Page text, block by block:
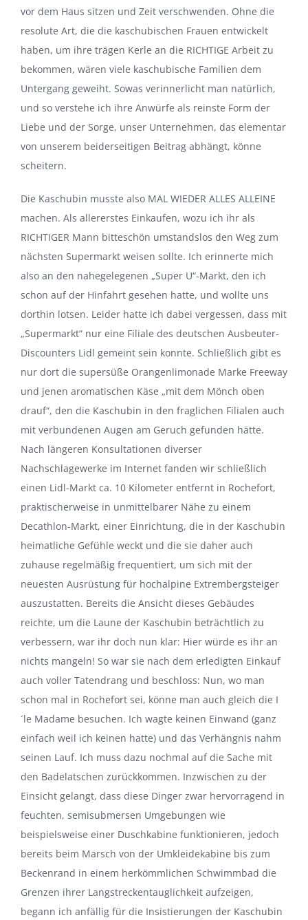
vor dem Haus sitzen und Zeit verschwenden. Ohne die
resolute Art, die die kaschubischen Frauen entwickelt
haben, um ihre trägen Kerle an die RICHTIGE Arbeit zu
bekommen, wären viele kaschubische Familien dem
Untergang geweiht. Sowas verinnerlicht man natürlich,
und so verstehe ich ihre Anwürfe als reinste Form der
Liebe und der Sorge, unser Unternehmen, das elementar
von unserem beiderseitigen Beitrag abhängt, könne
scheitern.
Die Kaschubin musste also MAL WIEDER ALLES ALLEINE
machen. Als allererstes Einkaufen, wozu ich ihr als
RICHTIGER Mann bitteschön umstandslos den Weg zum
nächsten Supermarkt weisen sollte. Ich erinnerte mich
also an den nahegelegenen „Super U“-Markt, den ich
schon auf der Hinfahrt gesehen hatte, und wollte uns
dorthin lotsen. Leider hatte ich dabei vergessen, dass mit
„Supermarkt“ nur eine Filiale des deutschen Ausbeuter-
Discounters Lidl gemeint sein konnte. Schließlich gibt es
nur dort die supersüße Orangenlimonade Marke Freeway
und jenen aromatischen Käse „mit dem Mönch oben
drauf“, den die Kaschubin in den fraglichen Filialen auch
mit verbundenen Augen am Geruch gefunden hätte.
Nach längeren Konsultationen diverser
Nachschlagewerke im Internet fanden wir schließlich
einen Lidl-Markt ca. 10 Kilometer entfernt in Rochefort,
praktischerweise in unmittelbarer Nähe zu einem
Decathlon-Markt, einer Einrichtung, die in der Kaschubin
heimatliche Gefühle weckt und die sie daher auch
zuhause regelmäßig frequentiert, um sich mit der
neuesten Ausrüstung für hochalpine Extrembergsteiger
auszustatten. Bereits die Ansicht dieses Gebäudes
reichte, um die Laune der Kaschubin beträchtlich zu
verbessern, war ihr doch nun klar: Hier würde es ihr an
nichts mangeln! So war sie nach dem erledigten Einkauf
auch voller Tatendrang und beschloss: Nun, wo man
schon mal in Rochefort sei, könne man auch gleich die I
´le Madame besuchen. Ich wagte keinen Einwand (ganz
einfach weil ich keinen hatte) und das Verhängnis nahm
seinen Lauf. Ich muss dazu nochmal auf die Sache mit
den Badelatschen zurückkommen. Inzwischen zu der
Einsicht gelangt, dass diese Dinger zwar hervorragend in
feuchten, semisubmersen Umgebungen wie
beispielsweise einer Duschkabine funktionieren, jedoch
bereits beim Marsch von der Umkleidekabine bis zum
Beckenrand in einem herkömmlichen Schwimmbad die
Grenzen ihrer Langstreckentauglichkeit aufzeigen,
begann ich anfällig für die Insistierungen der Kaschubin